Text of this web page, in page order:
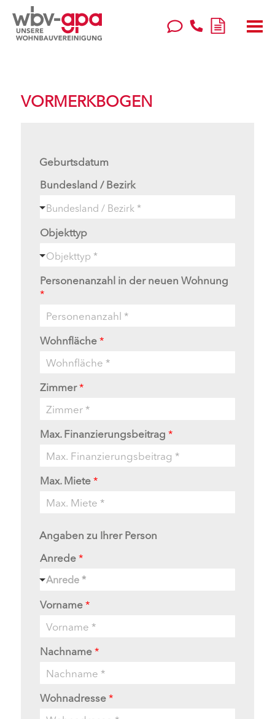
VORMERKBOGEN
Geburtsdatum
Bundesland / Bezirk
Objekttyp
Personenanzahl in der neuen Wohnung
*
Wohnfläche*
Zimmer*
Max. Finanzierungsbeitrag *
Max. Miete*
Angaben zu Ihrer Person
Anrede*
Anrede *
Vorname*
Nachname*
Wohnadresse*